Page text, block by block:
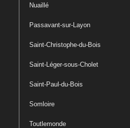
Nuaillé
Passavant-sur-Layon
Saint-Christophe-du-Bois
Saint-Léger-sous-Cholet
Saint-Paul-du-Bois
Somloire
Toutlemonde